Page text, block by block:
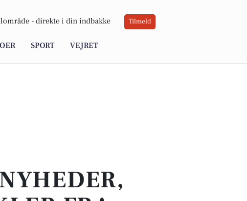
- direkte i din indbakke Tilmeld
SPORT VEJRET